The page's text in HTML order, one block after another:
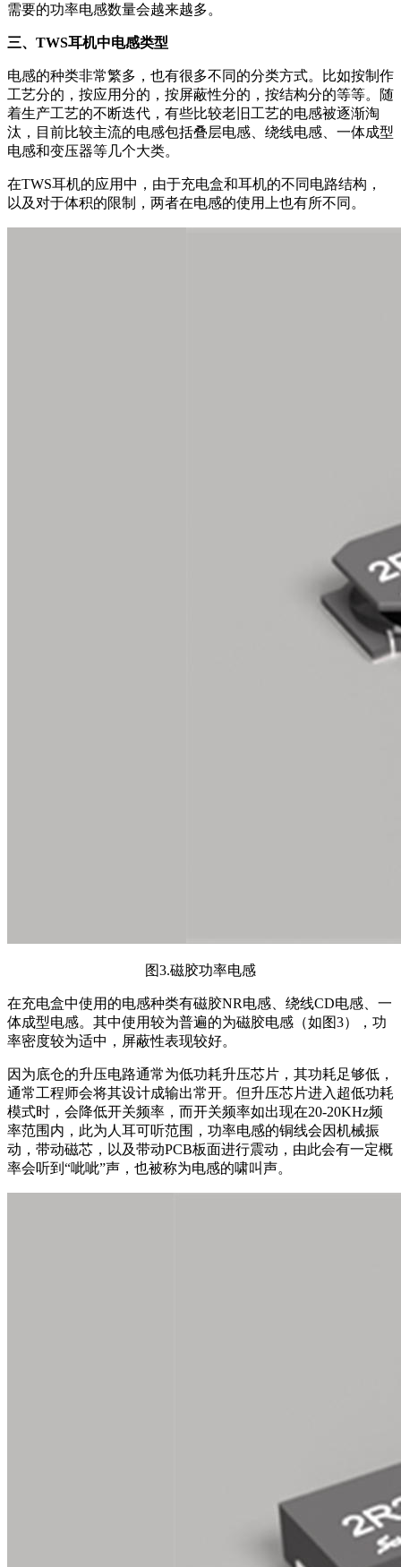
需要的功率电感数量会越来越多。
三、TWS耳机中电感类型
电感的种类非常繁多，也有很多不同的分类方式。比如按制作
工艺分的，按应用分的，按屏蔽性分的，按结构分的等等。随
着生产工艺的不断迭代，有些比较老旧工艺的电感被逐渐淘
汰，目前比较主流的电感包括叠层电感、绕线电感、一体成型
电感和变压器等几个大类。
在TWS耳机的应用中，由于充电盒和耳机的不同电路结构，
以及对于体积的限制，两者在电感的使用上也有所不同。
图3.磁胶功率电感
在充电盒中使用的电感种类有磁胶NR电感、绕线CD电感、一
体成型电感。其中使用较为普遍的为磁胶电感 （如图3）
，功
率密度较为适中，屏蔽性表现较好。
因为底仓的升压电路通常为低功耗升压芯片，其功耗足够低，
通常工程师会将其设计成输出常开。但升压芯片进入超低功耗
模式时，会降低开关频率，而开关频率如出现在20-20KHz频
率范围内，此为人耳可听范围，功率电感的铜线会因机械振
动，带动磁芯，以及带动PCB板面进行震动，由此会有一定概
率会听到“呲呲”声，也被称为电感的啸叫声。